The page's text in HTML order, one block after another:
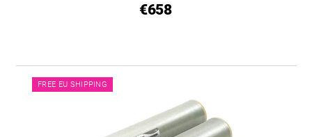
€658
FREE EU SHIPPING